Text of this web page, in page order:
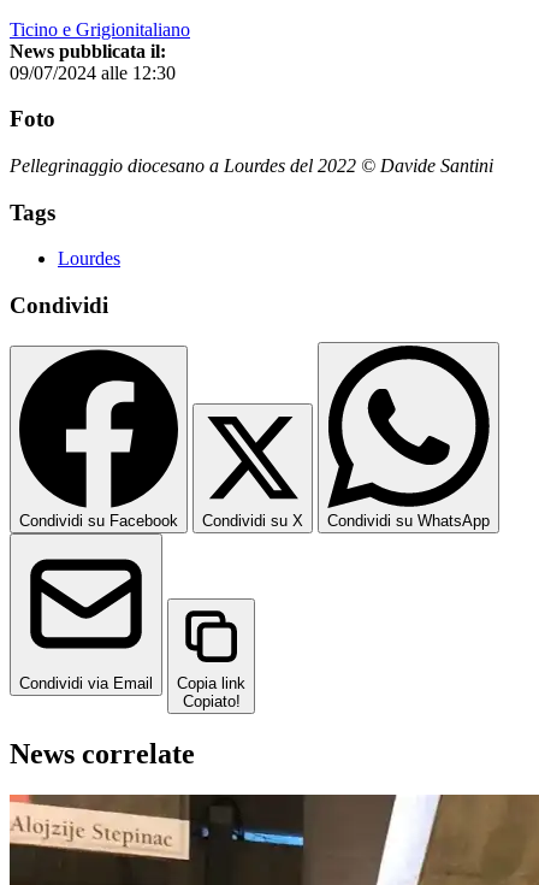
Ticino e Grigionitaliano
News pubblicata il:
09/07/2024 alle 12:30
Foto
Pellegrinaggio diocesano a Lourdes del 2022 © Davide Santini
Tags
Lourdes
Condividi
Condividi su Facebook Condividi su X Condividi su WhatsApp
Condividi via Email
Copia link
Copiato!
News correlate